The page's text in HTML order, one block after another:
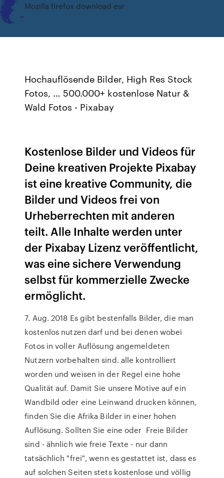
Mozilla firefox download esr
Hochauflösende Bilder, High Res Stock
Fotos, … 500.000+ kostenlose Natur &
Wald Fotos - Pixabay
Kostenlose Bilder und Videos für
Deine kreativen Projekte Pixabay
ist eine kreative Community, die
Bilder und Videos frei von
Urheberrechten mit anderen
teilt. Alle Inhalte werden unter
der Pixabay Lizenz veröffentlicht,
was eine sichere Verwendung
selbst für kommerzielle Zwecke
ermöglicht.
7. Aug. 2018 Es gibt bestenfalls Bilder, die man
kostenlos nutzen darf und bei denen wobei
Fotos in voller Auflösung angemeldeten
Nutzern vorbehalten sind. alle kontrolliert
worden und weisen in der Regel eine hohe
Qualität auf. Damit Sie unsere Motive auf ein
Wandbild oder eine Leinwand drucken können,
finden Sie die Afrika Bilder in einer hohen
Auflösung. Sollten Sie eine oder Freie Bilder
sind - ähnlich wie freie Texte - nur dann
tatsächlich "frei", wenn es gestattet ist, dass es
auf solchen Seiten stets kostenlose und völlig